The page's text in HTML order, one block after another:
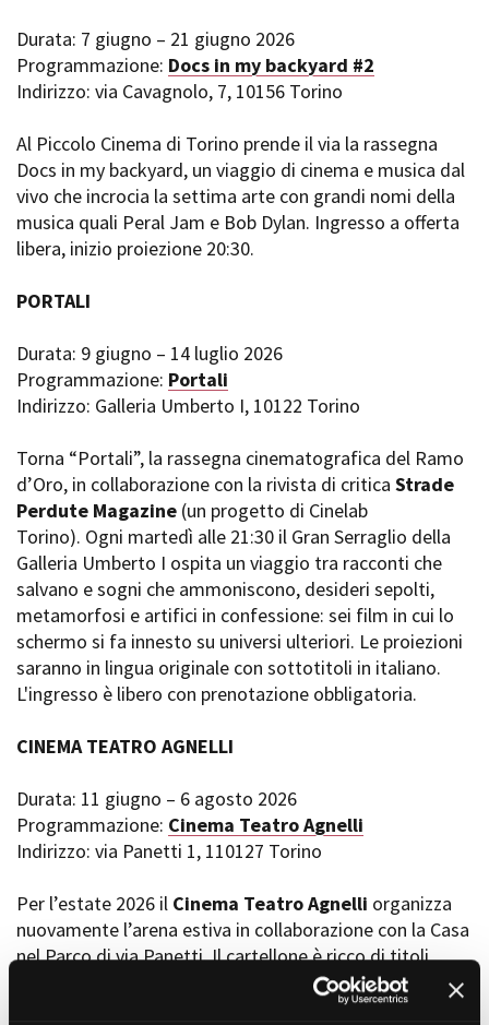
Durata: 7 giugno – 21 giugno 2026
Programmazione: Docs in my backyard #2
Indirizzo: via Cavagnolo, 7, 10156 Torino
Al Piccolo Cinema di Torino prende il via la rassegna
Docs in my backyard, un viaggio di cinema e musica dal
vivo che incrocia la settima arte con grandi nomi della
musica quali Peral Jam e Bob Dylan. Ingresso a offerta
libera, inizio proiezione 20:30.
PORTALI
Durata: 9 giugno – 14 luglio 2026
Programmazione: Portali
Indirizzo: Galleria Umberto I, 10122 Torino
Torna “Portali”, la rassegna cinematografica del Ramo
d’Oro, in collaborazione con la rivista di critica Strade
Perdute Magazine (un progetto di Cinelab
Torino). Ogni martedì alle 21:30 il Gran Serraglio della
Galleria Umberto I ospita un viaggio tra racconti che
salvano e sogni che ammoniscono, desideri sepolti,
metamorfosi e artifici in confessione: sei film in cui lo
schermo si fa innesto su universi ulteriori. Le proiezioni
saranno in lingua originale con sottotitoli in italiano.
L'ingresso è libero con prenotazione obbligatoria.
CINEMA TEATRO AGNELLI
Durata: 11 giugno – 6 agosto 2026
Programmazione: Cinema Teatro Agnelli
Indirizzo: via Panetti 1, 110127 Torino
Per l’estate 2026 il Cinema Teatro Agnelli organizza
nuovamente l’arena estiva in collaborazione con la Casa
nel Parco di via Panetti. Il cartellone è ricco di titoli
italiani ed europei, tra cui si segnalano in particolare
” di Stefano Di Polito il 9 luglio